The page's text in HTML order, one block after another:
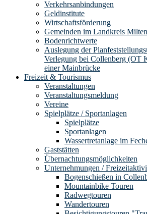
Verkehrsanbindungen
Geldinstitute
Wirtschaftsförderung
Gemeinden im Landkreis
Bodenrichtwerte
Auslegung der
Verlegung bei Collenberg (OT
einer Mainbrücke
Freizeit & Tourismus
Veranstaltungen
Veranstaltungsmeldung
Vereine
Spielplätze / Sportanlagen
Spielplätze
Sportanlagen
Wassertretanlage im
Gaststätten
Übernachtungsmöglichkeiten
Unternehmungen /
Bogenschießen in
Mountainbike Touren
Radwegtouren
Wandertouren